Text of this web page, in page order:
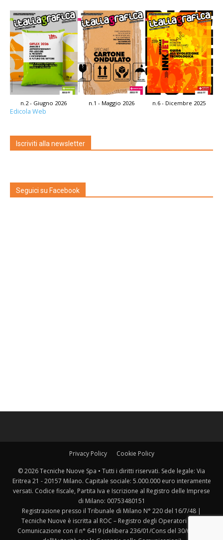
n.2 - Giugno 2026 n.1 - Maggio 2026 n.6 - Dicembre 2025
Edicola Web
Iscriviti alla newsletter
Seguici su Facebook
Privacy Policy Cookie Policy
© 2026 Tecniche Nuove Spa • Tutti i diritti riservati. Sede legale: Via
Eritrea 21 - 20157 Milano. Capitale sociale: 5.000.000 euro interamente
versati. Codice fiscale, Partita Iva e Iscrizione al Registro delle Imprese
di Milano: 00753480151
Registrazione presso il Tribunale di Milano N° 220 del 16/7/48 |
Tecniche Nuove è iscritta al ROC – Registro degli Operatori della
Comunicazione con il n° 6419 (delibera 236/01/Cons del 30/6/2001